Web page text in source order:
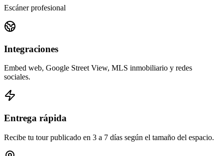
Escáner profesional
Integraciones
Embed web, Google Street View, MLS inmobiliario y redes
sociales.
Entrega rápida
Recibe tu tour publicado en 3 a 7 días según el tamaño del espacio.